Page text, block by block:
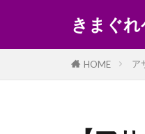
きまぐ
HOME ア